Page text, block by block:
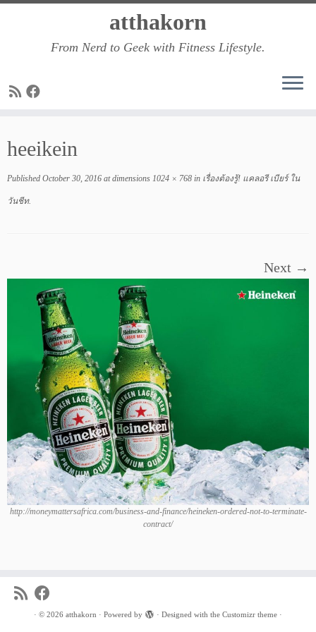
atthakorn
From Nerd to Geek with Fitness Lifestyle.
heeikein
Published October 30, 2016 at dimensions 1024 × 768 in เรื่องต้องรู้! แคลอรี เบียร์ ใน
วันชีท.
Next →
http://moneymattersafrica.com/business-and-finance/heineken-ordered-not-to-terminate-
contract/
· © 2026 atthakorn · Powered by · Designed with the Customizr theme ·